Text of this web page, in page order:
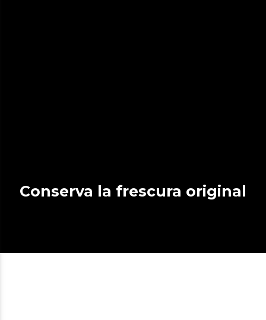
Conserva la frescura original